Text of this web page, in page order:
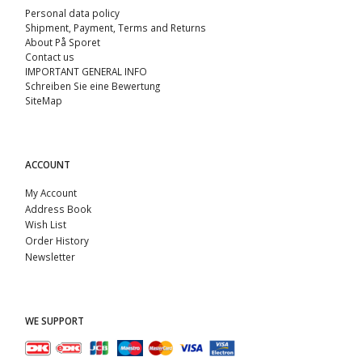
Personal data policy
Shipment, Payment, Terms and Returns
About På Sporet
Contact us
IMPORTANT GENERAL INFO
Schreiben Sie eine Bewertung
SiteMap
ACCOUNT
My Account
Address Book
Wish List
Order History
Newsletter
WE SUPPORT